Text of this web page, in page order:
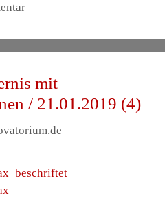
mit
/ 21.01.2019 (4)